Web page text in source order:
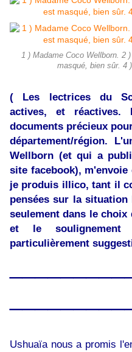
1 ) Madame Coco Wellborn. 2
masqué, bien sûr. 4
( Les lectrices du
actives, et réactives.
documents précieux
département/région.
Wellborn (et qui a
site facebook),
je produis illico, tant il
pensées sur la
seulement dans le
et le soulignement
particulièrement
Ushuaïa nous a promis